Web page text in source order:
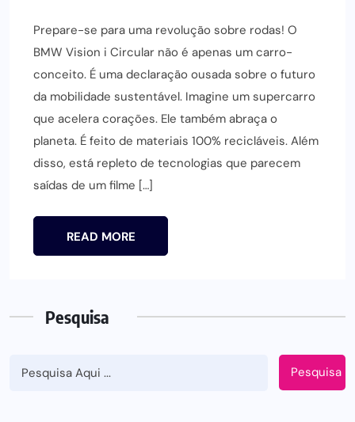
Prepare-se para uma revolução sobre rodas! O
BMW Vision i Circular não é apenas um carro-
conceito. É uma declaração ousada sobre o futuro
da mobilidade sustentável. Imagine um supercarro
que acelera corações. Ele também abraça o
planeta. É feito de materiais 100% recicláveis. Além
disso, está repleto de tecnologias que parecem
saídas de um filme […]
READ MORE
Pesquisa
Pesquisa